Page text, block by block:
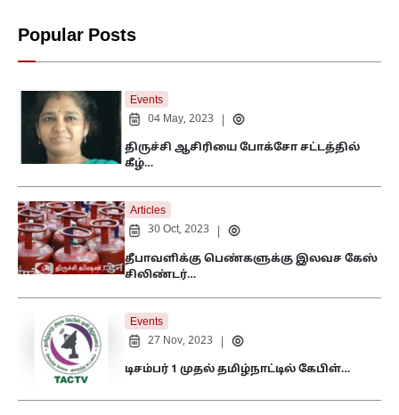
Popular Posts
Events
04 May, 2023
திருச்சி ஆசிரியை போக்சோ சட்டத்தில்
கீழ்…
Articles
30 Oct, 2023
தீபாவளிக்கு பெண்களுக்கு இலவச கேஸ்
சிலிண்டர்…
Events
27 Nov, 2023
டிசம்பர் 1 முதல் தமிழ்நாட்டில் கேபிள்…